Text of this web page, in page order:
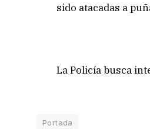
sido atacadas a
La Policía busca
Portada